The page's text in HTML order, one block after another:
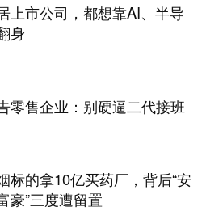
上市公司，都想靠AI、半导
身
零售企业：别硬逼二代接班
标的拿10亿买药厂，背后“安
豪”三度遭留置